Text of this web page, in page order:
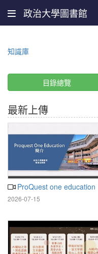
政治大學圖書館
知識庫
目錄總覽
最新上傳
ProQuest one education
2026-07-15